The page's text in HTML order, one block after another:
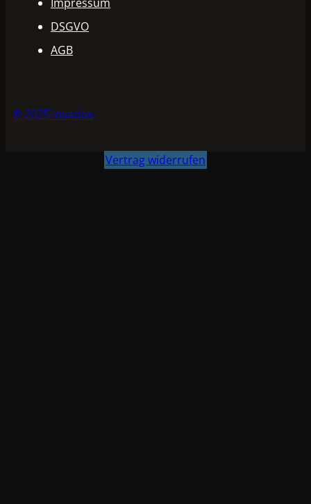
DSGVO
AGB
© 2025 Invadox
Vertrag widerrufen